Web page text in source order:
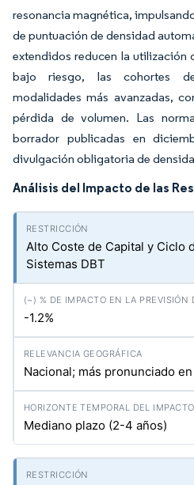
resonancia magnética,
de puntuación de densidad
extendidos reducen la utilización
bajo riesgo, las cohortes
modalidades más avanzadas,
pérdida de volumen. Las
borrador publicadas en
divulgación obligatoria de
Análisis del Impacto de las
Alto Coste de Capital y Ciclo
Sistemas DBT
-1.2%
Nacional; más pronunciado
Mediano plazo (2-4 años)